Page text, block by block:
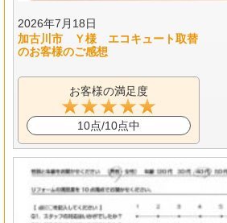
2026年7月18日
加古川市 Ｙ様 エコキュート取替
のお客様のご感想
お客様の満足度
10点/10点中